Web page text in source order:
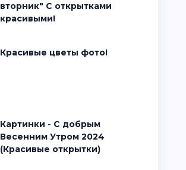
вторник" С открытками
красивыми!
Красивые цветы фото!
Картинки - С добрым
Весенним Утром 2024
(Красивые открытки)